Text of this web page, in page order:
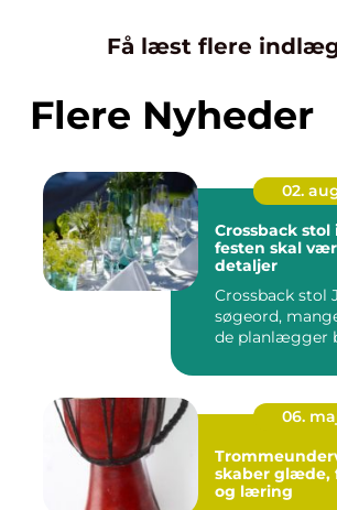
Få læst flere
Flere Nyheder
02.
Crossback
festen skal
detaljer
Crossback stol
søgeord,
de planlægger
06.
skaber glæde,
og læring